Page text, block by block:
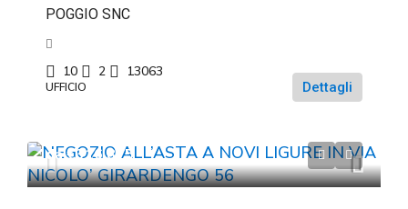
POGGIO SNC
10 2 13063
UFFICIO Dettagli
da€316.875